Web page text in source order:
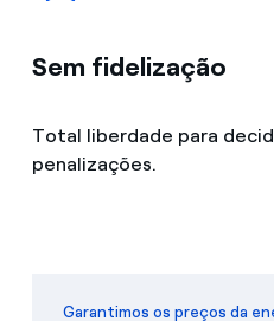
Sem fidelização
Total liberdade para
penalizações.
Garantimos os preços da